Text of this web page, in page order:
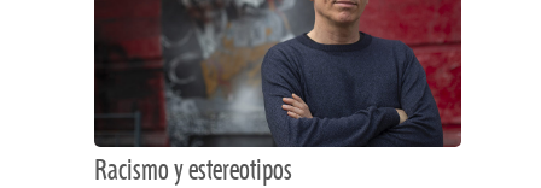
Racismo y estereotipos